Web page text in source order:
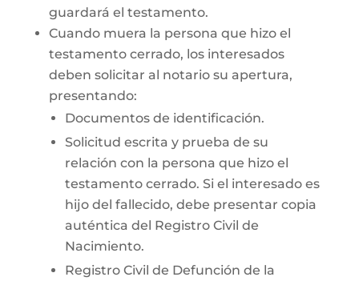
guardará el testamento.
Cuando muera la persona que hizo el
testamento cerrado, los interesados
deben solicitar al notario su apertura,
presentando:
Documentos de identificación.
Solicitud escrita y prueba de su
relación con la persona que hizo el
testamento cerrado. Si el interesado es
hijo del fallecido, debe presentar copia
auténtica del Registro Civil de
Nacimiento.
Registro Civil de Defunción de la